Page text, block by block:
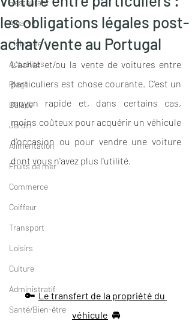
Restaurant
Algarve
Lisbonne
Actualités
Plage
Balade
Jardin
Alimentation
Fruits de mer
Commerce
Coiffeur
Transport
Loisirs
Culture
Administratif
Santé/Bien-être
les obligations légales post-
achat/vente au Portugal
L'achat et/ou la vente de voitures entre
particuliers est chose courante. C'est un
moyen rapide et, dans certains cas,
moins coûteux pour acquérir un véhicule
d'occasion ou pour vendre une voiture
dont vous n'avez plus l'utilité.
🔑 Le transfert de la propriété du
véhicule
  🚘